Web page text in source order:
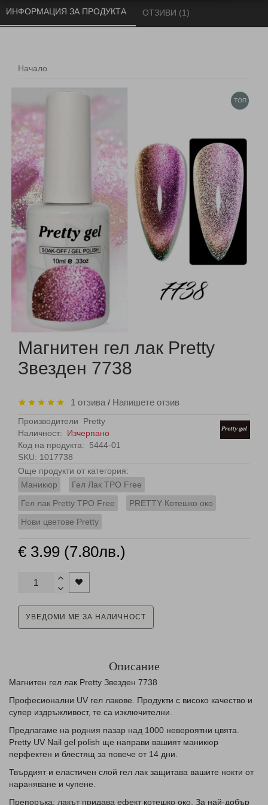
Начало
ИНФОРМАЦИЯ ЗА ПРОДУКТА ОТЗИВИ (1)
ТОП
Магнитен гел лак Pretty
Звезден 7738
1 отзива / Напишете отзив
Производители
Pretty
Наличност: Изчерпано
Код на продукта:
5444-01
SKU: 1017738
Още продукти от категория:
Маникюр
Гел Лак TPO Free
Гел лак Pretty TPO Free
PRETTY Котешко око
Нови цветове Pretty
€ 3.99 (7.80лв.)
УВЕДОМИ МЕ ЗА НАЛИЧНОСТ
Описание
Магнитен гел лак Pretty Звезден 7738
Професионални UV гел лаковe. Продукти с високо качество и
супер издръжливост, те са изключителни.
Предлагаме на родния пазар над 1000 невероятни цвята.
Pretty UV Nail gel polish ще направи вашият маникюр
перфектен и блестящ за повече от 14 дни.
Твърдият и еластичен слой гел лак защитава вашите нокти от
нараняване и чупене.
Препоръка: лакът придава ефект котешко око. За най-добър